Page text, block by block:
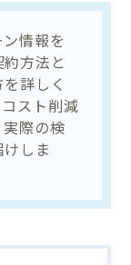
情報を
方法と
詳しく
スト削減
際の検
しま